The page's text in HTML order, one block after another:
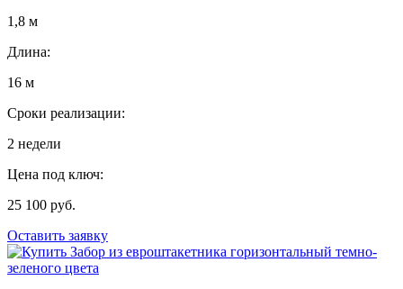
1,8 м
Длина:
16 м
Сроки реализации:
2 недели
Цена под ключ:
25 100 руб.
Оставить заявку